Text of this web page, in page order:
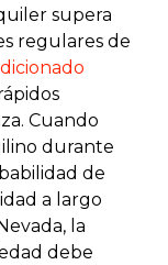
supera
regulares de
Cuando
durante
de
a largo
la
debe